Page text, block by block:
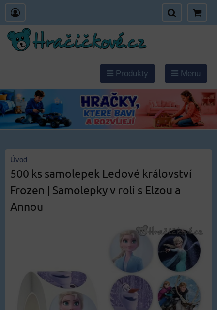
Produkty Menu
Úvod
500 ks samolepek Ledové království
Frozen | Samolepky v roli s Elzou a
Annou